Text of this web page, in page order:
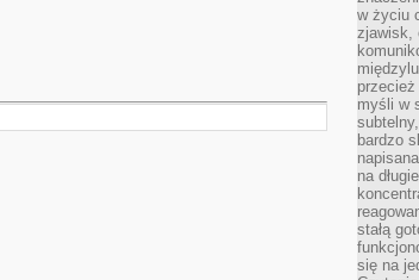
w życiu
zjawisk,
myśli w
bardzo
na
stałą
się na